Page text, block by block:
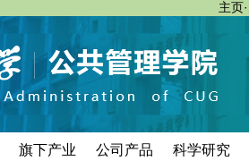
主页
旗下产业 公司产品 科学研究